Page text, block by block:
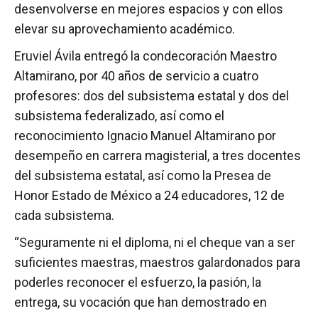
desenvolverse en mejores espacios y con ellos
elevar su aprovechamiento académico.
Eruviel Ávila entregó la condecoración Maestro
Altamirano, por 40 años de servicio a cuatro
profesores: dos del subsistema estatal y dos del
subsistema federalizado, así como el
reconocimiento Ignacio Manuel Altamirano por
desempeño en carrera magisterial, a tres docentes
del subsistema estatal, así como la Presea de
Honor Estado de México a 24 educadores, 12 de
cada subsistema.
“Seguramente ni el diploma, ni el cheque van a ser
suficientes maestras, maestros galardonados para
poderles reconocer el esfuerzo, la pasión, la
entrega, su vocación que han demostrado en